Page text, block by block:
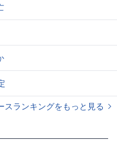
スランキングをもっと見る